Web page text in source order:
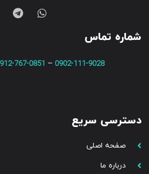
شماره تماس
0902-111-9028
–
767-0851
دسترسی سریع
صفحه اصلی
درباره ما